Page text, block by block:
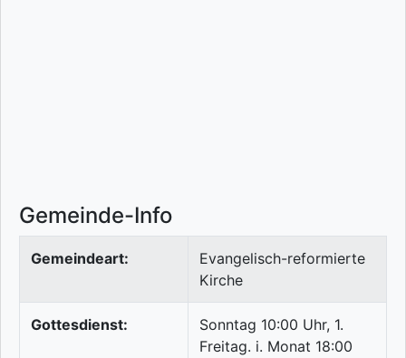
Gemeinde-Info
Gemeindeart:
Evangelisch-reformierte
Kirche
Gottesdienst:
Sonntag 10:00 Uhr, 1.
Freitag. i. Monat 18:00